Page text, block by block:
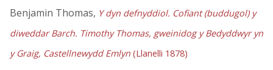
Benjamin Thomas, Y dyn defnyddiol. Cofiant (buddugol) y
diweddar Barch. Timothy Thomas, gweinidog y Bedyddwyr yn
y Graig, Castellnewydd Emlyn (Llanelli 1878)